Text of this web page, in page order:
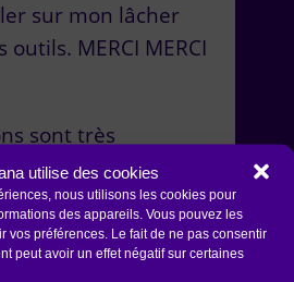
utilise des cookies
nous utilisons les cookies pour
des appareils. Vous pouvez les
vos préférences. Le fait de ne pas consentir
peut avoir un effet négatif sur certaines
sur mon lâcher
outils. MERCI MERCI
sont très
je les accueille et
Les émotions de
familial et
sont très